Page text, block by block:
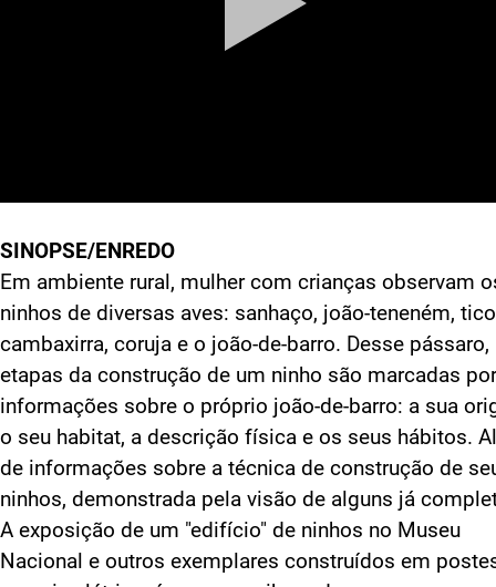
SINOPSE/ENREDO
Em ambiente rural, mulher com crianças observam
ninhos de diversas aves: sanhaço, joão-teneném,
cambaxirra, coruja e o joão-de-barro. Desse pássaro,
etapas da construção de um ninho são marcadas por
informações sobre o próprio joão-de-barro: a sua
o seu habitat, a descrição física e os seus hábitos.
de informações sobre a técnica de construção de
ninhos, demonstrada pela visão de alguns já
A exposição de um "edifício" de ninhos no Museu
Nacional e outros exemplares construídos em